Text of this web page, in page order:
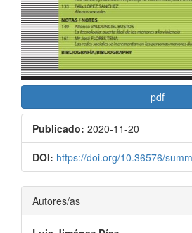
pdf
Publicado: 2020-11-20
DOI: https://doi.org/10.36576/
Contenido
principal
Autores/as